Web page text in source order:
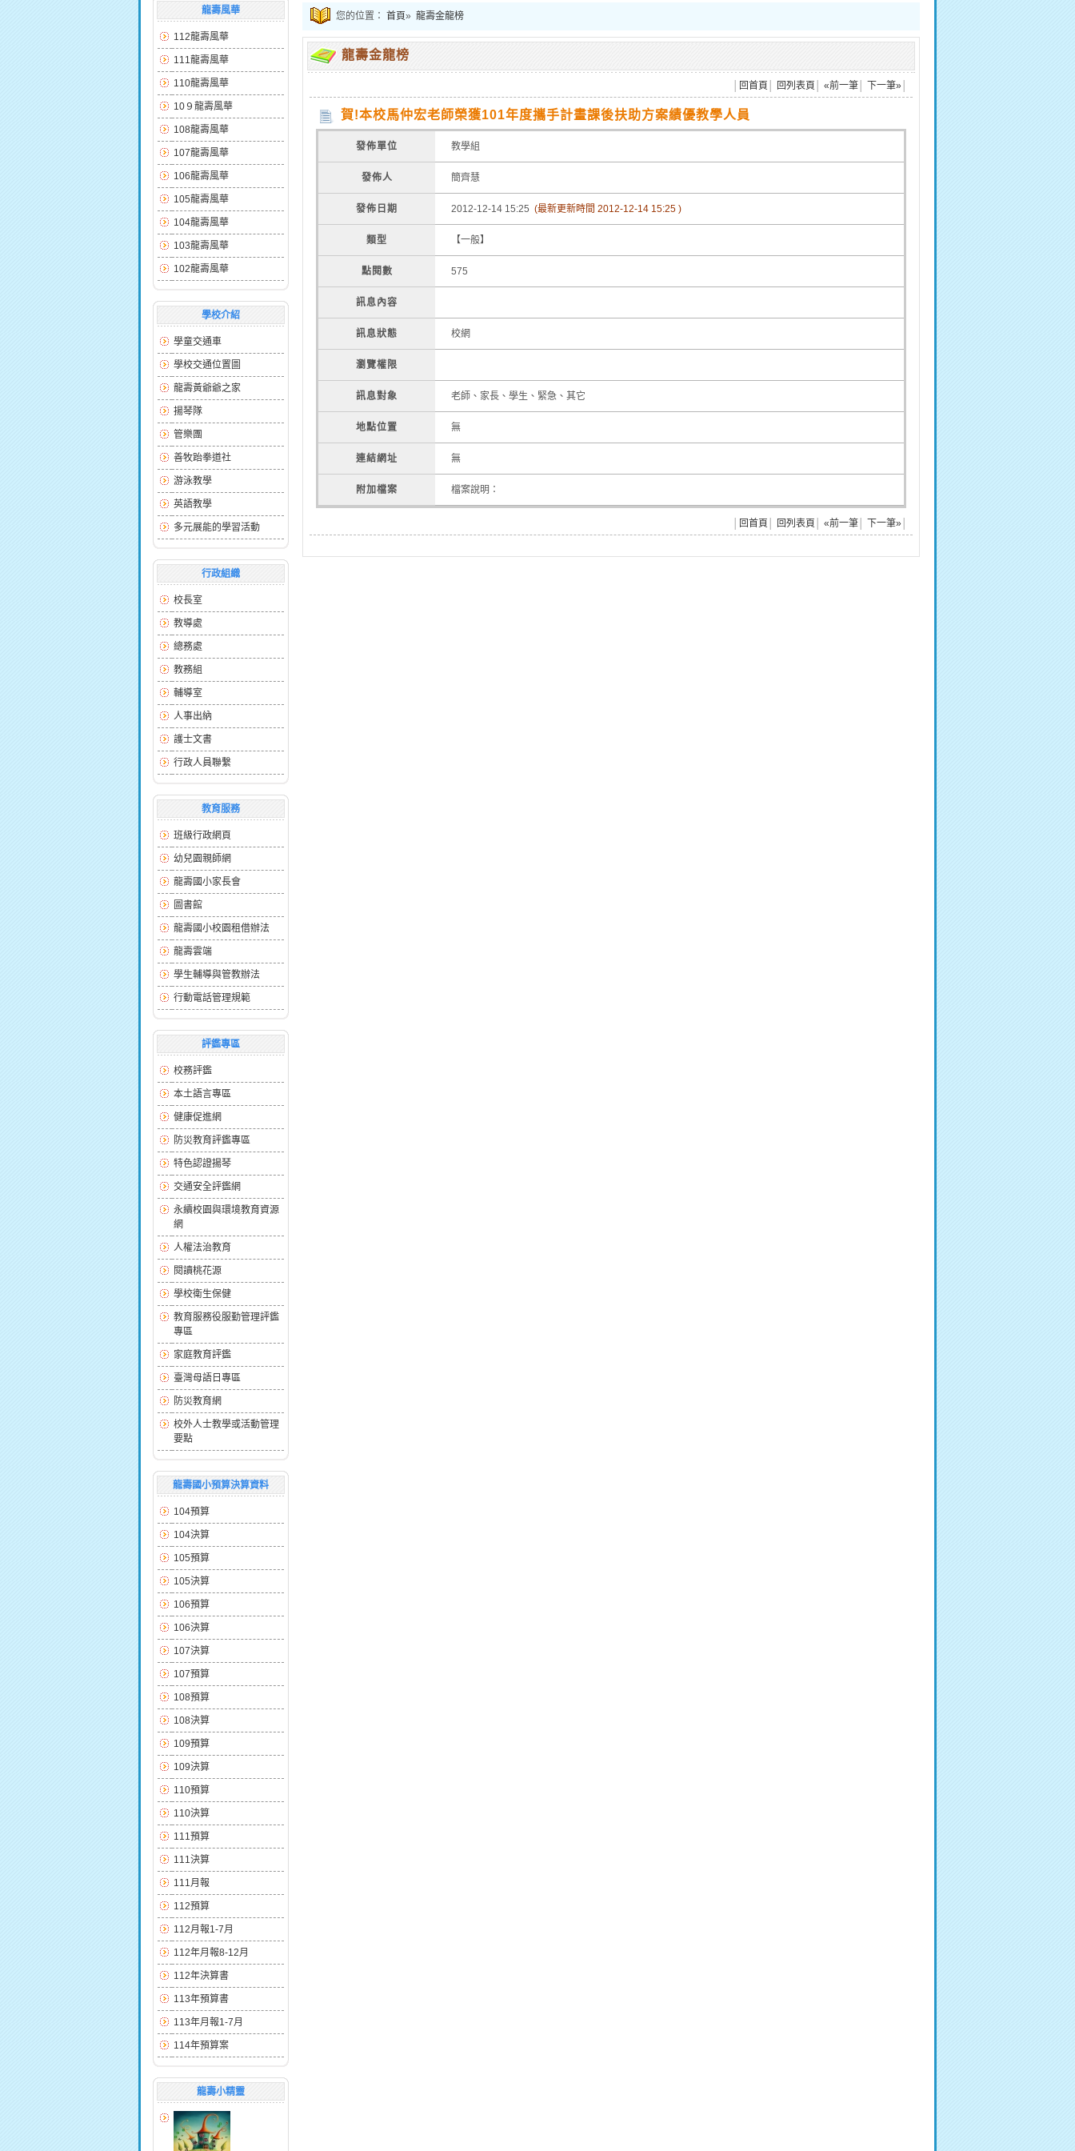
龍壽風華
112龍壽風華
111龍壽風華
110龍壽風華
10９龍壽風華
108龍壽風華
107龍壽風華
106龍壽風華
105龍壽風華
104龍壽風華
103龍壽風華
102龍壽風華
學校介紹
學童交通車
學校交通位置圖
龍壽黃爺爺之家
揚琴隊
管樂團
善牧跆拳道社
游泳教學
英語教學
多元展能的學習活動
行政組織
校長室
教導處
總務處
教務組
輔導室
人事出納
護士文書
行政人員聯繫
教育服務
班級行政網頁
幼兒園親師網
龍壽國小家長會
圖書館
龍壽國小校園租借辦法
龍壽雲端
學生輔導與管教辦法
行動電話管理規範
評鑑專區
校務評鑑
本土語言專區
健康促進網
防災教育評鑑專區
特色認證揚琴
交通安全評鑑網
永續校園與環境教育資源
網
人權法治教育
閱讀桃花源
學校衛生保健
教育服務役服勤管理評鑑
專區
家庭教育評鑑
臺灣母語日專區
防災教育網
校外人士教學或活動管理
要點
龍壽國小預算決算資料
104預算
104決算
105預算
105決算
106預算
106決算
107決算
107預算
108預算
108決算
109預算
109決算
110預算
110決算
111預算
111決算
111月報
112預算
112月報1-7月
112年月報8-12月
112年決算書
113年預算書
113年月報1-7月
114年預算案
龍壽小精靈
您的位置： 首頁» 龍壽金龍榜
龍壽金龍榜
回首頁 回列表頁 «前一筆 下一筆»
賀!本校馬仲宏老師榮獲101年度攜手計畫課後扶助方案績優教學人員
發佈單位 教學組
發佈人 簡齊慧
發佈日期 2012-12-14 15:25 (最新更新時間 2012-12-14 15:25 )
類型 【一般】
點閱數 575
訊息內容
訊息狀態 校網
瀏覽權限
訊息對象 老師、家長、學生、緊急、其它
地點位置 無
連結網址 無
附加檔案 檔案說明：
回首頁 回列表頁 «前一筆 下一筆»